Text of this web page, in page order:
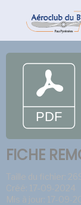
FICHE
Taille du fichier:
Créé: 17-09-2024
Mis à jour: 17-09-